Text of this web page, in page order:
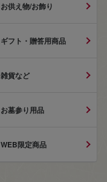
お供え物/お飾り
ギフト・贈答用商品
雑貨など
お墓参り用品
WEB限定商品